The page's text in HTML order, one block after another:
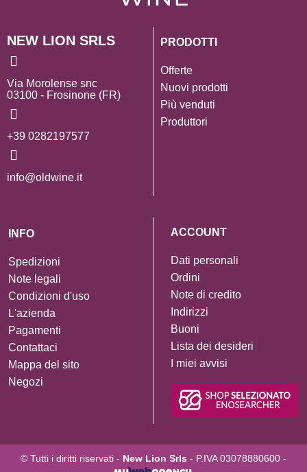
NEW LION SRLS
Via Morolense snc
03100 - Frosinone (FR)
+39 0282197577
info@oldwine.it
PRODOTTI
Offerte
Nuovi prodotti
Più venduti
Produttori
INFO
Spedizioni
Note legali
Condizioni d'uso
L'azienda
Pagamenti
Contattaci
Mappa del sito
Negozi
ACCOUNT
Dati personali
Ordini
Note di credito
Indirizzi
Buoni
Lista dei desideri
I miei avvisi
© Tutti i diritti riservati - New Lion Srls - P.IVA 03078880600 -